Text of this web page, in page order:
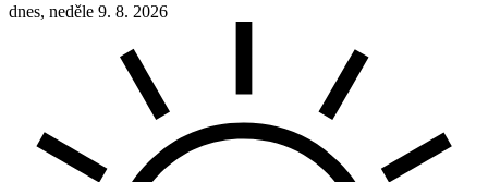
dnes, neděle 9. 8. 2026